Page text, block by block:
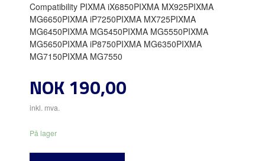
Compatibility PIXMA iX6850PIXMA MX925PIXMA
MG6650PIXMA iP7250PIXMA MX725PIXMA
MG6450PIXMA MG5450PIXMA MG5550PIXMA
MG5650PIXMA iP8750PIXMA MG6350PIXMA
MG7150PIXMA MG7550
Pris
NOK190,00
inkl. mva.
På lager